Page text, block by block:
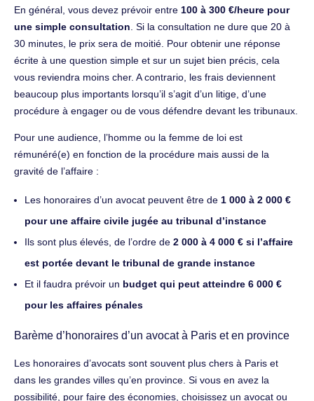
En général, vous devez prévoir entre 100 à 300 €/heure pour
une simple consultation . Si la consultation ne dure que 20 à
30 minutes, le prix sera de moitié. Pour obtenir une réponse
écrite à une question simple et sur un sujet bien précis, cela
vous reviendra moins cher. A contrario, les frais deviennent
beaucoup plus importants lorsqu’il s’agit d’un litige, d’une
procédure à engager ou de vous défendre devant les tribunaux.
Pour une audience, l’homme ou la femme de loi est
rémunéré(e) en fonction de la procédure mais aussi de la
gravité de l’affaire :
Les honoraires d’un avocat peuvent être de 1 000 à 2 000 €
pour une affaire civile jugée au tribunal d’instance
Ils sont plus élevés, de l’ordre de 2 000 à 4 000 € si l’affaire
est portée devant le tribunal de grande instance
Et il faudra prévoir un budget qui peut atteindre 6 000 €
pour les affaires pénales
Barème d’honoraires d’un avocat à Paris et en province
Les honoraires d’avocats sont souvent plus chers à Paris et
dans les grandes villes qu’en province. Si vous en avez la
possibilité, pour faire des économies, choisissez un avocat ou